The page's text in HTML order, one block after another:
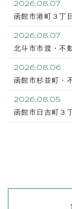
2026.08.07
函館市港町３丁
2026.08.07
北斗市市渡・不
2026.08.06
函館市杉並町・
2026.08.05
函館市日吉町３